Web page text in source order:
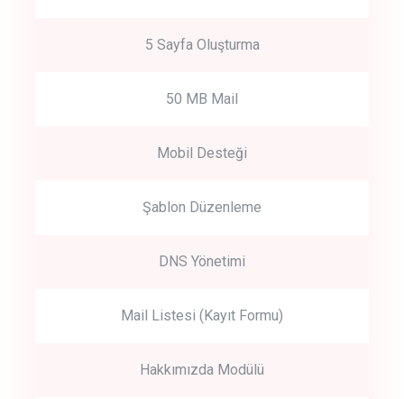
5 Sayfa Oluşturma
50 MB Mail
Mobil Desteği
Şablon Düzenleme
DNS Yönetimi
Mail Listesi (Kayıt Formu)
Hakkımızda Modülü